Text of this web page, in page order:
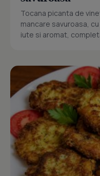
Tocana picanta de
mancare savuroasa,
iute si aromat,